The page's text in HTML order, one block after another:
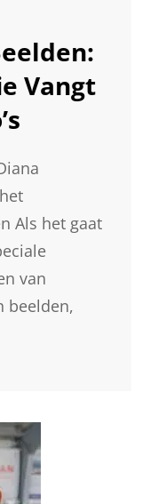
Vangt
Als het gaat
van
beelden,